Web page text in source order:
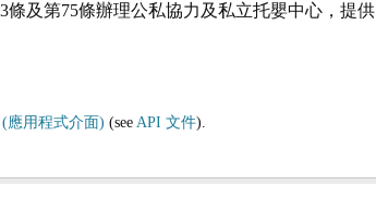
及第75條辦理公私協力及私立托嬰中心，提供
應用程式介面) (see API 文件).